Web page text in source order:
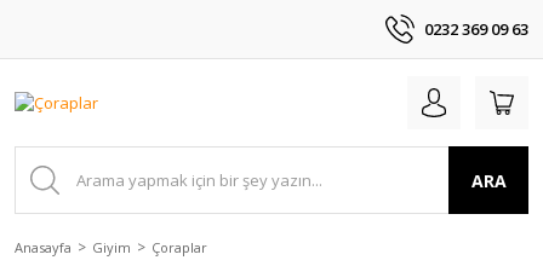
0232 369 09 63
ARA
Anasayfa Giyim Çoraplar